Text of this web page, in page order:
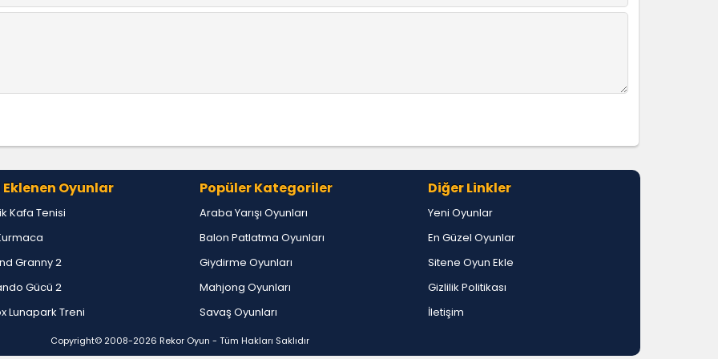
Eklenen Oyunlar
Kafa Tenisi
Granny 2
Gücü 2
Lunapark Treni
Popüler Kategoriler
Araba Yarışı Oyunları
Balon Patlatma Oyunları
Giydirme Oyunları
Mahjong Oyunları
Savaş Oyunları
Diğer Linkler
Yeni Oyunlar
En Güzel Oyunlar
Sitene Oyun Ekle
Gizlilik Politikası
İletişim
Copyright© 2008-2026 Rekor Oyun - Tüm Hakları Saklıdır